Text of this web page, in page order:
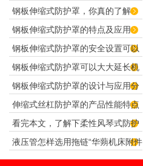
度的“伸缩式导轨防护罩”
钢板伸缩式防护罩，你真的了解
吗？
钢板伸缩式防护罩的特点及应用
钢板伸缩式防护罩的安全设置可以
怎么样设置？
钢板伸缩式防护罩可以大大延长机
器的使用寿命
钢板伸缩式防护罩的设计与应用分
析
伸缩式丝杠防护罩的产品性能特点
看完本文，了解下柔性风琴式防护
罩的优点
液压管怎样选用拖链“华蒴机床附件”